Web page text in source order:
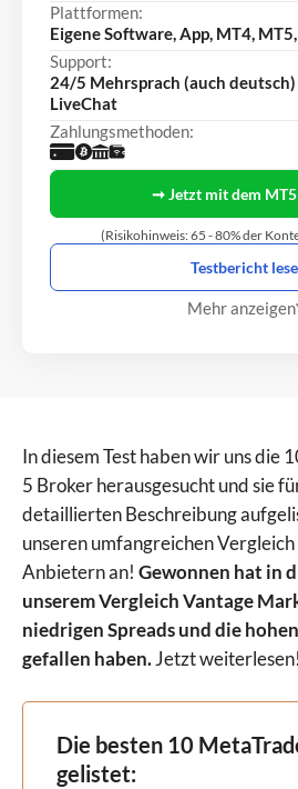
Plattformen:
Eigene Software, App, MT4,
Support:
24/5 Mehrsprach (auch deutsch)
LiveChat
Zahlungsmethoden:
➞ Jetzt mit dem
(Risikohinweis: 65 - 80% der
Testbericht
Mehr anzeigen
In diesem Test haben wir uns die
5 Broker herausgesucht und sie
detaillierten Beschreibung
unseren umfangreichen
Anbietern an! Gewonnen hat in
unserem Vergleich Vantage
niedrigen Spreads und die
gefallen haben.Jetzt weiterlesen!
Die besten 10
gelistet: